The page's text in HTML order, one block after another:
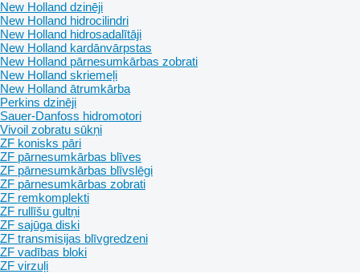
New Holland dzinēji
New Holland hidrocilindri
New Holland hidrosadalītāji
New Holland kardānvārpstas
New Holland pārnesumkārbas zobrati
New Holland skriemeļi
New Holland ātrumkārba
Perkins dzinēji
Sauer-Danfoss hidromotori
Vivoil zobratu sūkņi
ZF konisks pāri
ZF pārnesumkārbas blīves
ZF pārnesumkārbas blīvslēgi
ZF pārnesumkārbas zobrati
ZF remkomplekti
ZF rullīšu gultņi
ZF sajūga diski
ZF transmisijas blīvgredzeni
ZF vadības bloki
ZF virzuļi